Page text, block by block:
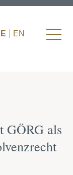
EN
GÖRG als